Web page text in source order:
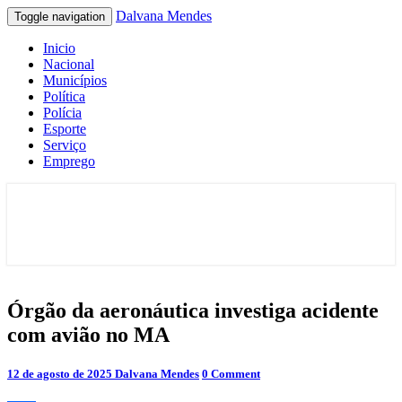
Toggle navigation Dalvana Mendes
Inicio
Nacional
Municípios
Política
Polícia
Esporte
Serviço
Emprego
Órgão
da
aeronáutica
acidente
Órgão da aeronáutica investiga acidente
com avião no MA
12 de agosto de 2025 Dalvana Mendes Comments
0 Comment